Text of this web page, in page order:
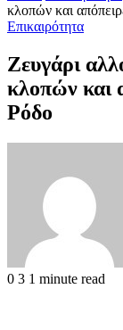
κλοπών και
Επικαιρότητα
Ζευγάρι
κλοπών και
Ρόδο
0 3 1 minute read